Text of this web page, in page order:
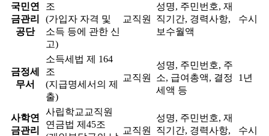
국민연
금관리
공단
조
(가입자 자격 및
소득 등에 관한 신
고)
교직원
성명, 주민번호, 재
직기간, 경력사항,
보수월액
수시
금정세
무서
소득세법 제 164
조
(지급명세서의 제
출)
교직원
성명, 주민번호, 주
소, 급여총액, 결정
세액 등
1년
사학연
금관리
사립학교교직원
연금법 제45조
교직원
성명, 주민번호, 재
직기간, 경력사항,
수시